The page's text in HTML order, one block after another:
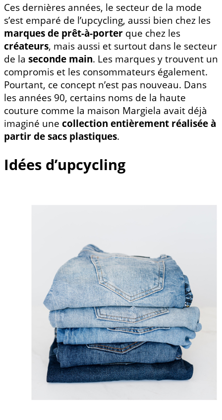
Ces dernières années, le secteur de la mode
s’est emparé de l’upcycling, aussi bien chez les
marques de prêt-à-porter que chez les
créateurs, mais aussi et surtout dans le secteur
de la seconde main. Les marques y trouvent un
compromis et les consommateurs également.
Pourtant, ce concept n’est pas nouveau. Dans
les années 90, certains noms de la haute
couture comme la maison Margiela avait déjà
imaginé une collection entièrement réalisée à
partir de sacs plastiques.
Idées d’upcycling